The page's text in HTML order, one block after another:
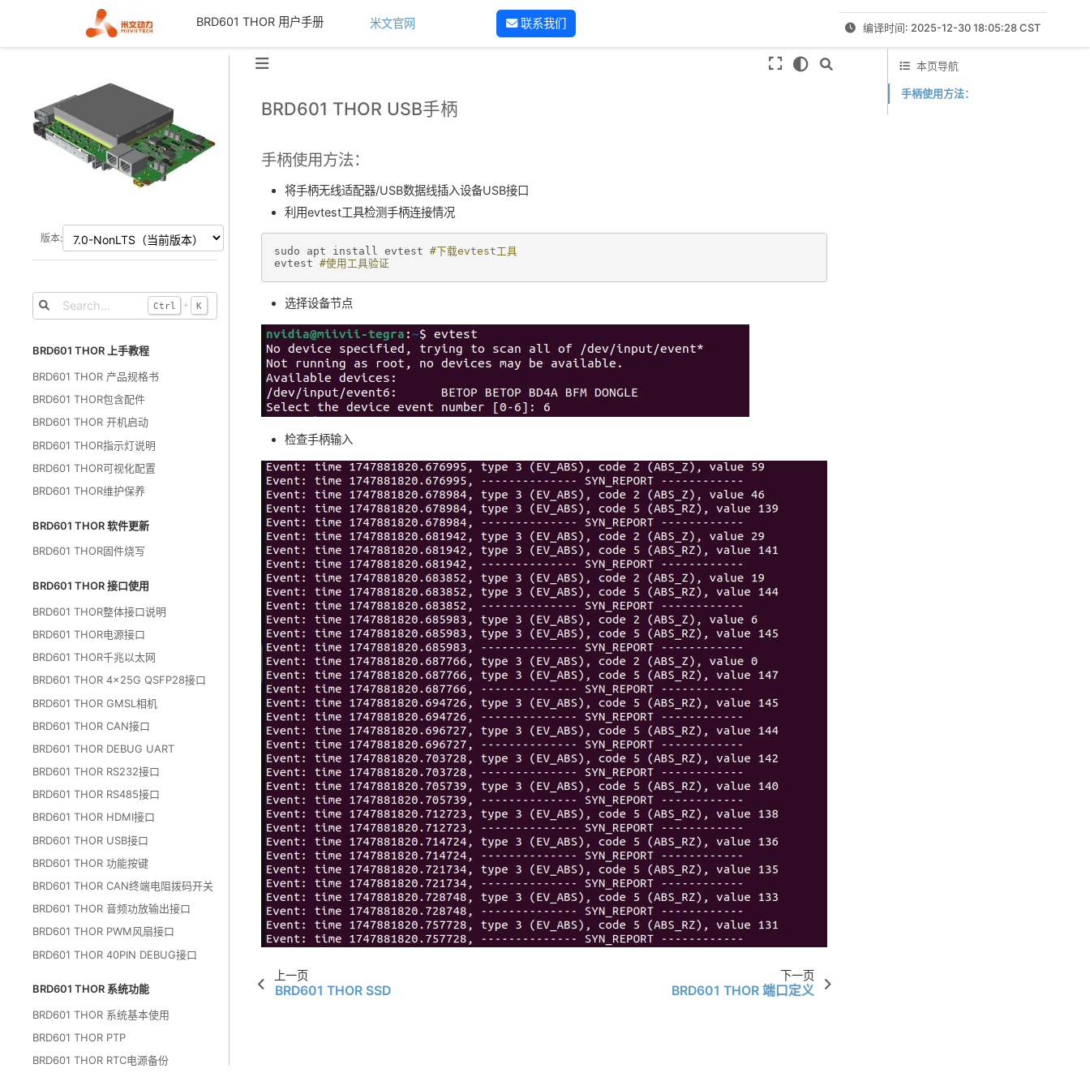
BRD601 THOR 用户手册 米文官网 联系我们 编译时间: 2025-12-30 18:05:28 CST
版本:
Ctrl + K
BRD601 THOR 上手教程
BRD601 THOR 产品规格书
BRD601 THOR包含配件
BRD601 THOR 开机启动
BRD601 THOR指示灯说明
BRD601 THOR可视化配置
BRD601 THOR维护保养
BRD601 THOR 软件更新
BRD601 THOR固件烧写
BRD601 THOR 接口使用
BRD601 THOR整体接口说明
BRD601 THOR电源接口
BRD601 THOR千兆以太网
BRD601 THOR 4x25G QSFP28接口
BRD601 THOR GMSL相机
BRD601 THOR CAN接口
BRD601 THOR DEBUG UART
BRD601 THOR RS232接口
BRD601 THOR RS485接口
BRD601 THOR HDMI接口
BRD601 THOR USB接口
BRD601 THOR 功能按键
BRD601 THOR CAN终端电阻拨码开关
BRD601 THOR 音频功放输出接口
BRD601 THOR PWM风扇接口
BRD601 THOR 40PIN DEBUG接口
BRD601 THOR 系统功能
BRD601 THOR 系统基本使用
BRD601 THOR PTP
BRD601 THOR RTC电源备份
BRD601 THOR USB手柄
手柄使用方法：
将手柄无线适配器/USB数据线插入设备USB接口
利用evtest工具检测手柄连接情况
sudo apt install evtest #下载evtest工具
evtest #使用工具验证
选择设备节点
检查手柄输入
上一页
BRD601 THOR SSD
下一页
BRD601 THOR 端口定义
本页导航
手柄使用方法：